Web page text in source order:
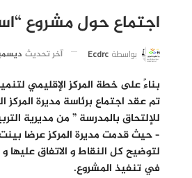
اجتماع حول مشروع
بواسطة Ecdrc آخر تحديث ديسمبر 30,
بناءً على خطة المركز الإقليمي
تم عقد اجتماع برئاسة مديرة
للإلتحاق بالمدرسة ” من مديرية
– حيث قدمت مديرة المركز عرضا
لتوضيح كل النقاط و الاتفاق
في تنفيذ المشروع.